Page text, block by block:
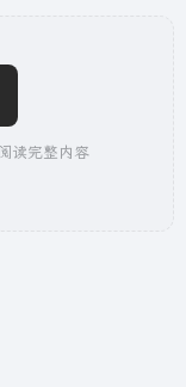
读完整内容